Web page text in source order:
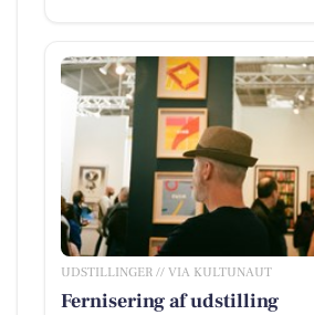
UDSTILLINGER // VIA KULTUNAUT
Fernisering af udstilling